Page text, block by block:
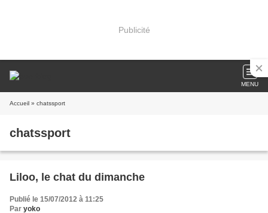
Publicité
MENU
Accueil » chatssport
chatssport
Liloo, le chat du dimanche
Publié le 15/07/2012 à 11:25
Par yoko